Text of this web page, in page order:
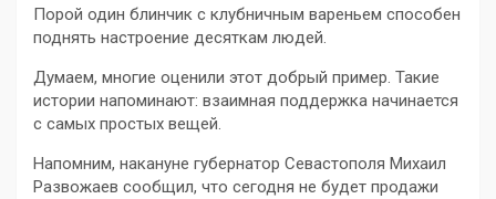
Порой один блинчик с клубничным вареньем способен
поднять настроение десяткам людей.
Думаем, многие оценили этот добрый пример. Такие
истории напоминают: взаимная поддержка начинается
с самых простых вещей.
Напомним, накануне губернатор Севастополя Михаил
Развожаев сообщил, что сегодня не будет продажи